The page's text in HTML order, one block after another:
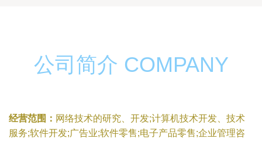
公司简介 COMPANY
经营范围： 网络技术的研究、开发;计算机技术开发、技术
服务;软件开发;广告业;软件零售;电子产品零售;企业管理咨